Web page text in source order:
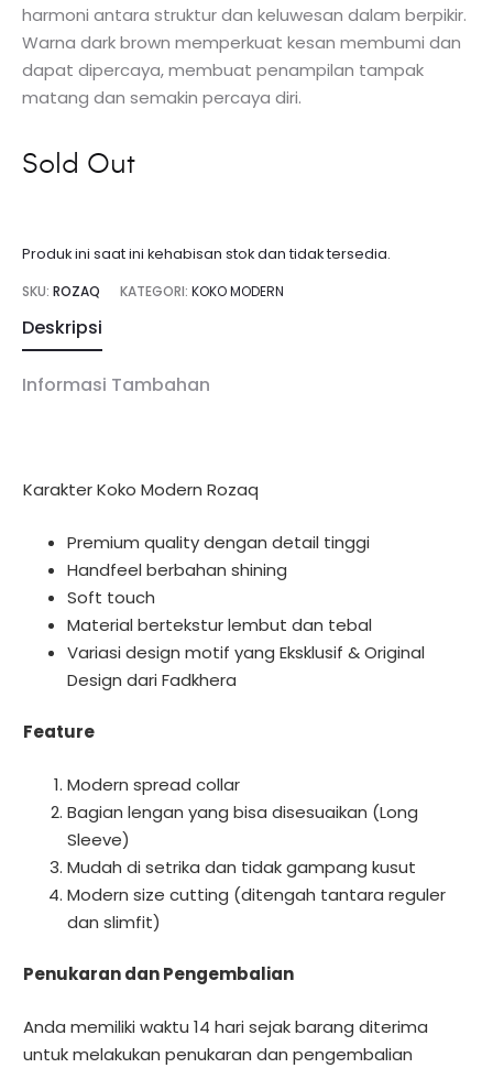
harmoni antara struktur dan keluwesan dalam berpikir.
Warna dark brown memperkuat kesan membumi dan
dapat dipercaya, membuat penampilan tampak
matang dan semakin percaya diri.
Sold Out
Produk ini saat ini kehabisan stok dan tidak tersedia.
SKU: ROZAQ KATEGORI: KOKO MODERN
Deskripsi
Informasi Tambahan
Karakter Koko Modern Rozaq
Premium quality dengan detail tinggi
Handfeel berbahan shining
Soft touch
Material bertekstur lembut dan tebal
Variasi design motif yang Eksklusif & Original
Design dari Fadkhera
Feature
Modern spread collar
Bagian lengan yang bisa disesuaikan (Long
Sleeve)
Mudah di setrika dan tidak gampang kusut
Modern size cutting (ditengah tantara reguler
dan slimfit)
Penukaran dan Pengembalian
Anda memiliki waktu 14 hari sejak barang diterima
untuk melakukan penukaran dan pengembalian